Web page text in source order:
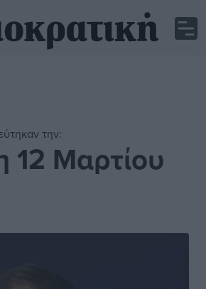
την:
12 Μαρτίου